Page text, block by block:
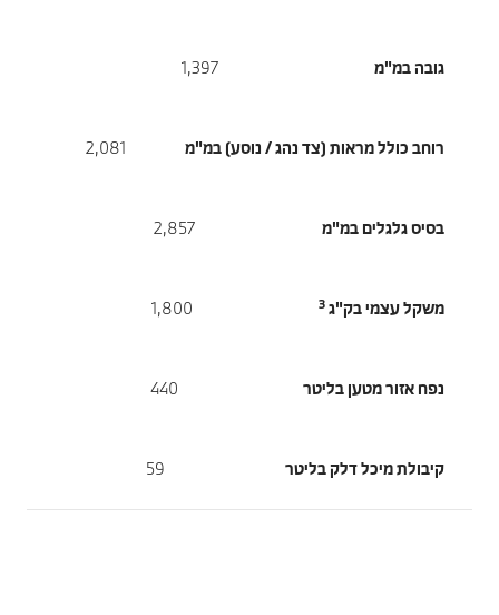
גובה במ"מ 1,397
רוחב כולל מראות (צד נהג / נוסע) במ"מ 2,081
בסיס גלגלים במ"מ 2,857
משקל עצמי בק"ג3
1,800
נפח אזור מטען בליטר 440
קיבולת מיכל דלק בליטר 59